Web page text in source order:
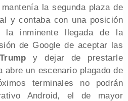
la segunda plaza de
y contaba con una posición
la inminente llegada de la
de Google de aceptar las
y dejar de prestarle
un escenario plagado de
terminales no podrán
Android, el de mayor